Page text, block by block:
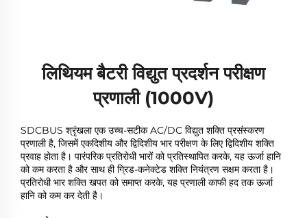
लिथियम बैटरी विद्युत प्रदर्शन परीक्षण
प्रणाली (1000V)
SDCBUS श्रृंखला एक उच्च-सटीक AC/DC विद्युत शक्ति प्रसंस्करण
प्रणाली है, जिसमें एकदिशीय और द्विदिशीय भार परीक्षण के लिए द्विदिशीय शक्ति
प्रवाह होता है। पारंपरिक प्रतिरोधी भारों को प्रतिस्थापित करके, यह ऊर्जा हानि
को कम करता है और साथ ही ग्रिड-कनेक्टेड शक्ति नियंत्रण सक्षम करता है।
प्रतिरोधी भार शक्ति खपत को समाप्त करके, यह प्रणाली काफी हद तक ऊर्जा
हानि को कम कर देती है।